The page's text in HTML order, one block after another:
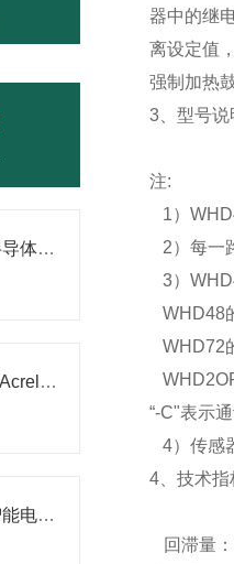
电压暂降？谐波超标？半导体行业电能质量监测与治理解决方案
今年还会限电吗? 安科瑞AcrelEMS能效管理平台助力企业有序用电
分布式光伏监控系统在智能电网中的角色
器中的继
离设定值
强制加热
3、型号说
注:
1）
2）每一
3）
WHD48
WHD72
“-C"表示
4）传感
4、技术指
回滞量